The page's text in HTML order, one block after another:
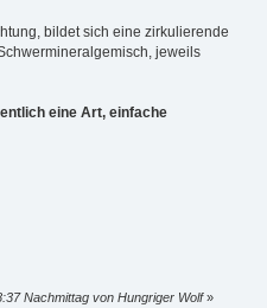
bildet sich eine zirkulierende
jeweils
eine Art, einfache
Nachmittag von Hungriger Wolf»